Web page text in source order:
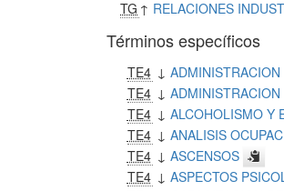
TG ↑ RELACIONES
Términos específicos
TE4 ↓
TE4 ↓
TE4 ↓ ALCOHOLISMO Y
TE4 ↓ ANALISIS
TE4 ↓ ASCENSOS
TE4 ↓ ASPECTOS